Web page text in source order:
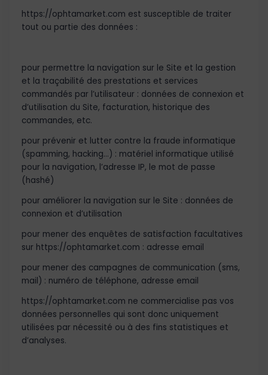
https://ophtamarket.com est susceptible de traiter
tout ou partie des données :
pour permettre la navigation sur le Site et la gestion
et la traçabilité des prestations et services
commandés par l’utilisateur : données de connexion et
d’utilisation du Site, facturation, historique des
commandes, etc.
pour prévenir et lutter contre la fraude informatique
(spamming, hacking…) : matériel informatique utilisé
pour la navigation, l’adresse IP, le mot de passe
(hashé)
pour améliorer la navigation sur le Site : données de
connexion et d’utilisation
pour mener des enquêtes de satisfaction facultatives
sur https://ophtamarket.com : adresse email
pour mener des campagnes de communication (sms,
mail) : numéro de téléphone, adresse email
https://ophtamarket.com ne commercialise pas vos
données personnelles qui sont donc uniquement
utilisées par nécessité ou à des fins statistiques et
d’analyses.